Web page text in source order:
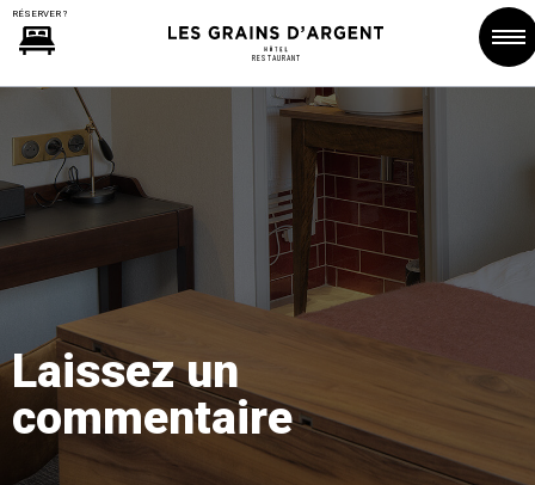
RESTAURANT
Laissez un
commentaire